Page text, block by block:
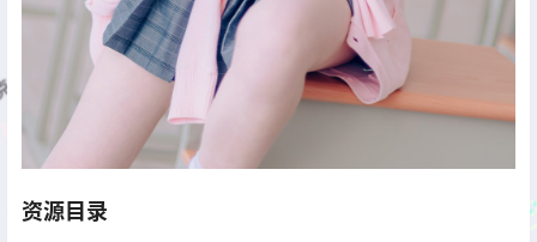
资源目录